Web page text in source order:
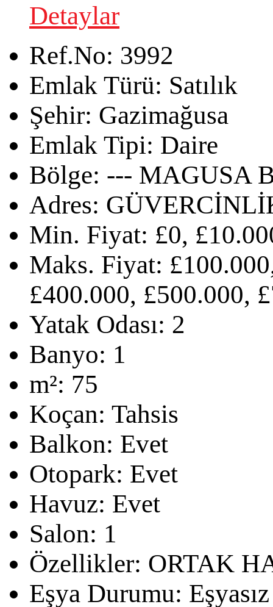
Detaylar
Ref.No: 3992
Emlak Türü: Satılık
Şehir: Gazimağusa
Emlak Tipi: Daire
Bölge: --- MAGUSA
Adres:
Min. Fiyat: £0,
Maks. Fiyat:
£400.000, £500.000,
Yatak Odası: 2
Banyo: 1
m²: 75
Koçan: Tahsis
Balkon: Evet
Otopark: Evet
Havuz: Evet
Salon: 1
Özellikler: ORTAK
Eşya Durumu: Eşyasız